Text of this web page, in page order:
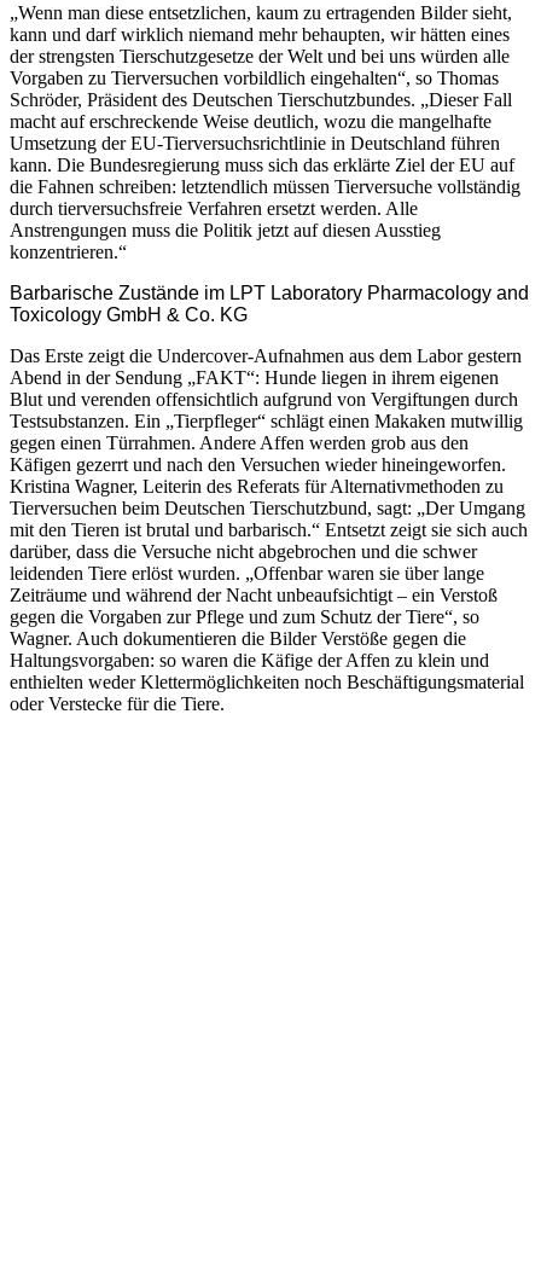
„Wenn man diese entsetzlichen, kaum zu ertragenden Bilder sieht,
kann und darf wirklich niemand mehr behaupten, wir hätten eines
der strengsten Tierschutzgesetze der Welt und bei uns würden alle
Vorgaben zu Tierversuchen vorbildlich eingehalten“, so Thomas
Schröder, Präsident des Deutschen Tierschutzbundes. „Dieser Fall
macht auf erschreckende Weise deutlich, wozu die mangelhafte
Umsetzung der EU-Tierversuchsrichtlinie in Deutschland führen
kann. Die Bundesregierung muss sich das erklärte Ziel der EU auf
die Fahnen schreiben: letztendlich müssen Tierversuche vollständig
durch tierversuchsfreie Verfahren ersetzt werden. Alle
Anstrengungen muss die Politik jetzt auf diesen Ausstieg
konzentrieren.“
Barbarische Zustände im LPT Laboratory Pharmacology and
Toxicology GmbH & Co. KG
Das Erste zeigt die Undercover-Aufnahmen aus dem Labor gestern
Abend in der Sendung „FAKT“: Hunde liegen in ihrem eigenen
Blut und verenden offensichtlich aufgrund von Vergiftungen durch
Testsubstanzen. Ein „Tierpfleger“ schlägt einen Makaken mutwillig
gegen einen Türrahmen. Andere Affen werden grob aus den
Käfigen gezerrt und nach den Versuchen wieder hineingeworfen.
Kristina Wagner, Leiterin des Referats für Alternativmethoden zu
Tierversuchen beim Deutschen Tierschutzbund, sagt: „Der Umgang
mit den Tieren ist brutal und barbarisch.“ Entsetzt zeigt sie sich auch
darüber, dass die Versuche nicht abgebrochen und die schwer
leidenden Tiere erlöst wurden. „Offenbar waren sie über lange
Zeiträume und während der Nacht unbeaufsichtigt – ein Verstoß
gegen die Vorgaben zur Pflege und zum Schutz der Tiere“, so
Wagner. Auch dokumentieren die Bilder Verstöße gegen die
Haltungsvorgaben: so waren die Käfige der Affen zu klein und
enthielten weder Klettermöglichkeiten noch Beschäftigungsmaterial
oder Verstecke für die Tiere.